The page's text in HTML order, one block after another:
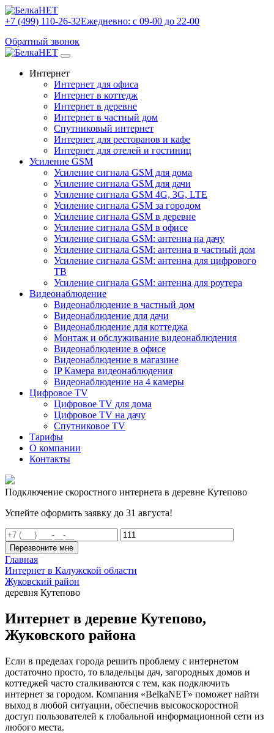
+7 (499) 110-26-32Ежедневно: с 09-00 до 22-00
Обратный звонок
Интернет
Интернет для офиса
Интернет в коттедж
Интернет в деревне
Интернет в частный дом
Спутниковый интернет
Интернет для ресторанов и кафе
Интернет для отелей и гостиниц
Усиление GSM
Усиление сигнала GSM для дома
Усиление сигнала GSM для дачи
Усиление сигнала GSM 4G, 3G, LTE
Усиление сигнала GSM за городом
Усиление сигнала GSM в деревне
Усиление сигнала GSM в офисе
Усиление сигнала GSM: антенна на дачу
Усиление сигнала GSM: антенна в частный дом
Усиление сигнала GSM: антенна для цифрового
ТВ
Усиление сигнала GSM: антенна для роутера
Видеонаблюдение
Видеонаблюдение в частный дом
Видеонаблюдение для дачи
Видеонаблюдение для коттеджа
Монтаж и обслуживание видеонаблюдения
Видеонаблюдение в офисе
Видеонаблюдение в магазине
IP Камера видеонаблюдения
Видеонаблюдение на 4 камеры
Цифровое TV
Цифровое TV для дома
Цифровое TV на дачу
Спутниковое TV
Тарифы
О компании
Контакты
Подключение скоростного интернета в деревне Кутепово
Успейте оформить заявку до 31 августа!
Перезвоните мне
Главная
Интернет в Калужской области
Жуковский район
деревня Кутепово
Интернет в деревне Кутепово,
Жуковского района
Если в пределах города решить проблему с интернетом
достаточно просто, то владельцы дач, загородных домов и
коттеджей часто сталкиваются с тем, как подключить
интернет за городом. Компания «BelkaNET» поможет найти
выход в любой ситуации, обеспечив высокоскоростной
доступ пользователей к глобальной информационной сети из
любого места.